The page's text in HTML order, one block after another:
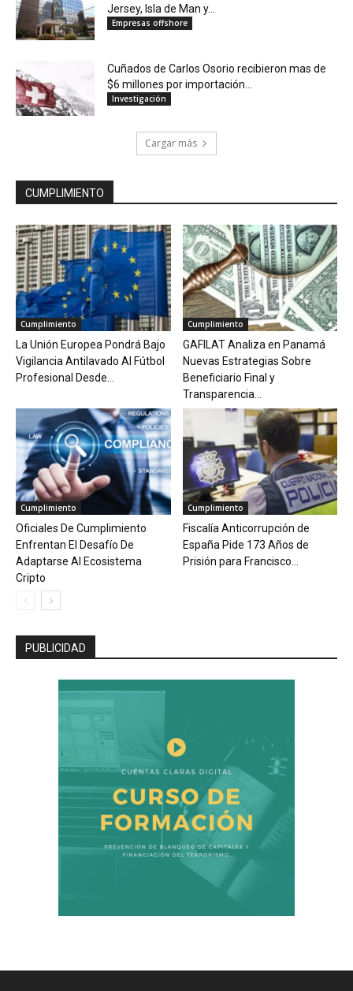
Jersey, Isla de Man y...
Empresas offshore
Cuñados de Carlos Osorio recibieron mas de
$6 millones por importación...
Investigación
Cargar más
CUMPLIMIENTO
Cumplimiento
La Unión Europea Pondrá Bajo
Vigilancia Antilavado Al Fútbol
Profesional Desde...
Cumplimiento
GAFILAT Analiza en Panamá
Nuevas Estrategias Sobre
Beneficiario Final y
Transparencia...
Cumplimiento
Oficiales De Cumplimiento
Enfrentan El Desafío De
Adaptarse Al Ecosistema
Cripto
Cumplimiento
Fiscalía Anticorrupción de
España Pide 173 Años de
Prisión para Francisco...
PUBLICIDAD